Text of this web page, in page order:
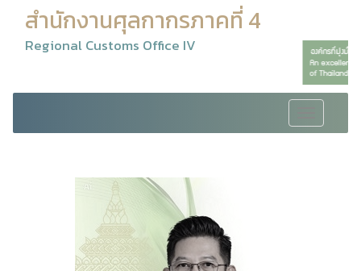
สำนักงานศุลกากรภาคที่ 4
Regional Customs Office IV
navigation